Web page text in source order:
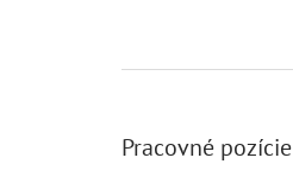
Pracovné pozície